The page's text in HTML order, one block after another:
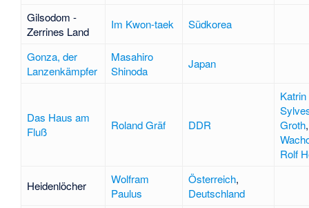
Gilsodom -
Zerrines Land
Im Kwon-taek Südkorea
Gonza, der
Lanzenkämpfer
Masahiro
Shinoda
Japan
Das Haus am
Fluß
Roland Gräf DDR
Groth
Rolf
Heidenlöcher
Wolfram
Paulus
Österreich,
Deutschland